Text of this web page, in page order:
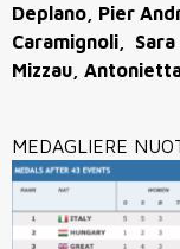
Deplano, Pier
Caramignoli,
Mizzau,
MEDAGLIERE